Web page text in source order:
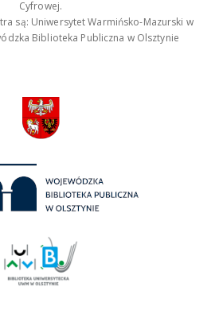
Cyfrowej.
są: Uniwersytet Warmińsko-Mazurski w
Biblioteka Publiczna w Olsztynie